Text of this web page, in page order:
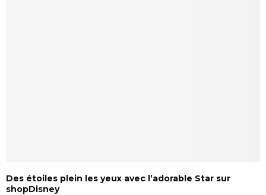
Des étoiles plein les yeux avec l’adorable Star sur
shopDisney